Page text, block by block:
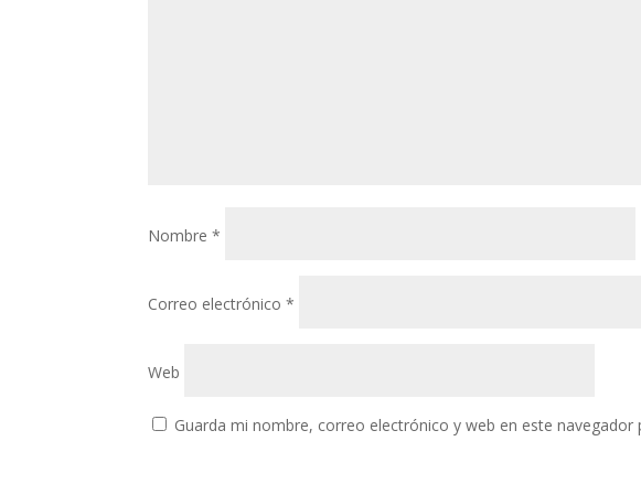
Nombre*
Correo electrónico*
Web
Guarda mi nombre, correo electrónico y web en este